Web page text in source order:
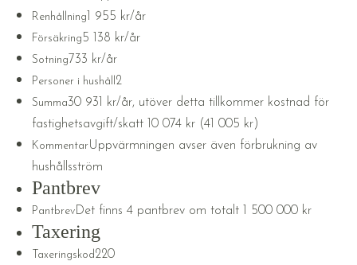
Renhållning 1 955 kr/år
Försäkring 5 138 kr/år
Sotning733 kr/år
Personer i hushåll2
Summa30 931 kr/år, utöver detta tillkommer kostnad för
fastighetsavgift/skatt 10 074 kr (41 005 kr)
KommentarUppvärmningen avser även förbrukning av
hushållsström
Pantbrev
Pantbrev Det finns 4 pantbrev om totalt 1 500 000 kr
Taxering
Taxeringskod220